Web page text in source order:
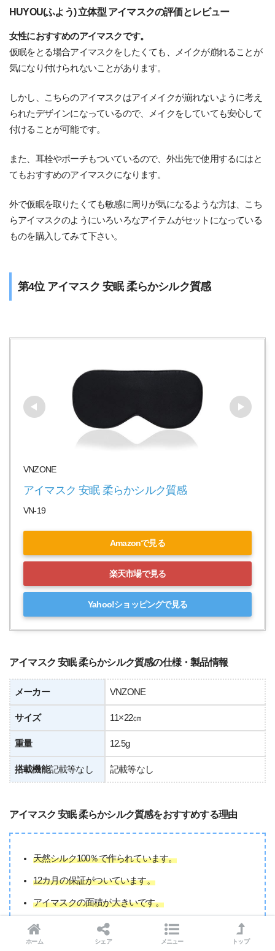
HUYOU(ふよう) 立体型 アイマスクの評価とレビュー
女性におすすめのアイマスクです。
仮眠をとる場合アイマスクをしたくても、メイクが崩れることが
気になり付けられないことがあります。
しかし、こちらのアイマスクはアイメイクが崩れないように考え
られたデザインになっているので、メイクをしていても安心して
付けることが可能です。
また、耳栓やポーチもついているので、外出先で使用するにはと
てもおすすめのアイマスクになります。
外で仮眠を取りたくても敏感に周りが気になるような方は、こち
らアイマスクのようにいろいろなアイテムがセットになっている
ものを購入してみて下さい。
第4位 アイマスク 安眠 柔らかシルク質感
VNZONE
アイマスク 安眠 柔らかシルク質感
VN-19
Amazonで見る
楽天市場で見る
Yahoo!ショッピングで見る
アイマスク 安眠 柔らかシルク質感の仕様・製品情報
メーカー VNZONE
サイズ 11×22㎝
重量 12.5g
搭載機能記載等なし 記載等なし
アイマスク 安眠 柔らかシルク質感をおすすめする理由
天然シルク100％で作られています。
12カ月の保証がついています。
アイマスクの面積が大きいです。
ホーム シェア メニュー トップ